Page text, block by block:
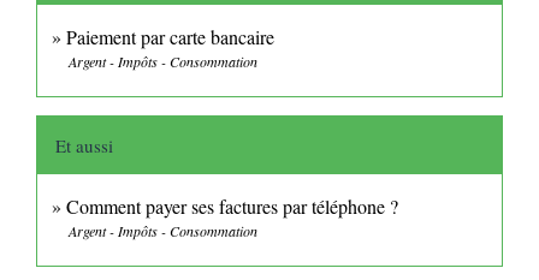
Paiement par carte bancaire
Argent - Impôts - Consommation
Et aussi
Comment payer ses factures par téléphone ?
Argent - Impôts - Consommation